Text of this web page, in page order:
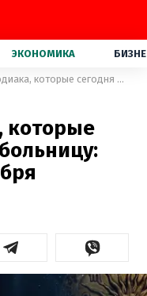
ЭКОНОМИКА
Два знака зодиака, которые сегодня попадут в больницу: гороскоп на 4 октября
которые